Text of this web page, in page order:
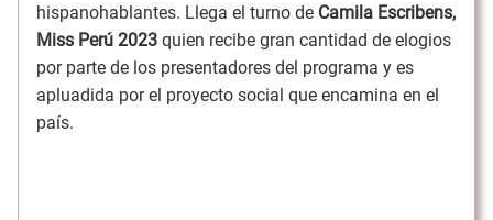
hispanohablantes. Llega el turno de Camila Escribens,
Miss Perú 2023 quien recibe gran cantidad de elogios
por parte de los presentadores del programa y es
apluadida por el proyecto social que encamina en el
país.